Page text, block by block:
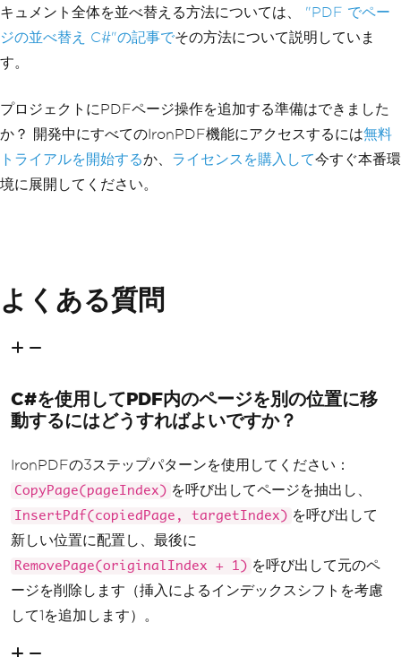
キュメント全体を並べ替える方法については、 "PDF でペー
ジの並べ替え C#"の記事でその方法について説明していま
す。
プロジェクトにPDFページ操作を追加する準備はできました
か？ 開発中にすべてのIronPDF機能にアクセスするには無料
トライアルを開始するか、 ライセンスを購入して今すぐ本番環
境に展開してください。
よくある質問
C#を使用してPDF内のページを別の位置に移
動するにはどうすればよいですか？
IronPDFの3ステップパターンを使用してください：
CopyPage(pageIndex) を呼び出してページを抽出し、
InsertPdf(copiedPage, targetIndex) を呼び出して
新しい位置に配置し、最後に
RemovePage(originalIndex + 1) を呼び出して元のペ
ージを削除します（挿入によるインデックスシフトを考慮
して1を追加します）。